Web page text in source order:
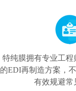
特纯膜拥有专业工程
的EDI再制造方案，
有效规避常